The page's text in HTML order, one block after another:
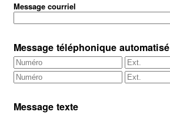
Message courriel
Message téléphonique automatisé
Message texte